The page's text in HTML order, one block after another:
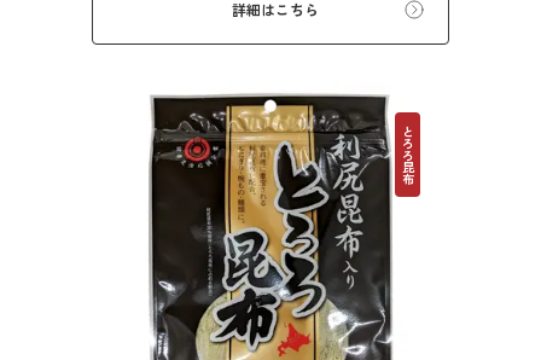
詳細はこちら
とろろ昆布